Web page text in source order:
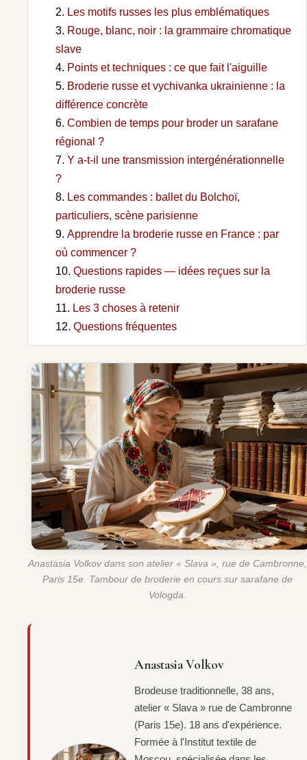
Les motifs russes les plus emblématiques
Rouge, blanc, noir : la grammaire chromatique
slave
Points et techniques : ce que fait l'aiguille
Broderie russe et vychivanka ukrainienne : la
différence concrète
Combien de temps pour broder un sarafane
régional ?
Y a-t-il une transmission intergénérationnelle
?
Les commandes : ballet du Bolchoï,
particuliers, scène parisienne
Apprendre la broderie russe en France : par
où commencer ?
Questions rapides — idées reçues sur la
broderie russe
Les 3 choses à retenir
Questions fréquentes
Anastasia Volkov dans son atelier « Slava », rue de Cambronne,
Paris 15e. Tambour de broderie en cours sur sarafane de
Vologda.
Anastasia Volkov
Brodeuse traditionnelle, 38 ans,
atelier « Slava » rue de Cambronne
(Paris 15e). 18 ans d'expérience.
Formée à l'Institut textile de